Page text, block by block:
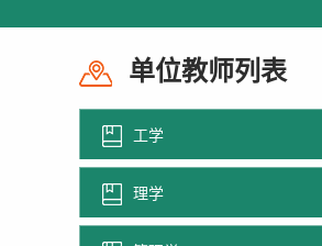
单位教师列表
工学
理学